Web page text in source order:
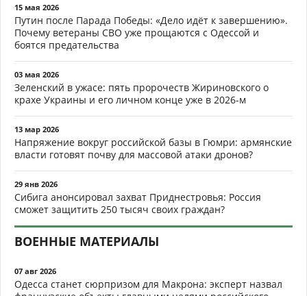
15 мая 2026
Путин после Парада Победы: «Дело идёт к завершению».
Почему ветераны СВО уже прощаются с Одессой и
боятся предательства
03 мая 2026
Зеленский в ужасе: пять пророчеств Жириновского о
крахе Украины и его личном конце уже в 2026-м
13 мар 2026
Напряжение вокруг российской базы в Гюмри: армянские
власти готовят почву для массовой атаки дронов?
29 янв 2026
Сибига анонсировал захват Приднестровья: Россия
сможет защитить 250 тысяч своих граждан?
ВОЕННЫЕ МАТЕРИАЛЫ
07 авг 2026
Одесса станет сюрпризом для Макрона: эксперт назвал